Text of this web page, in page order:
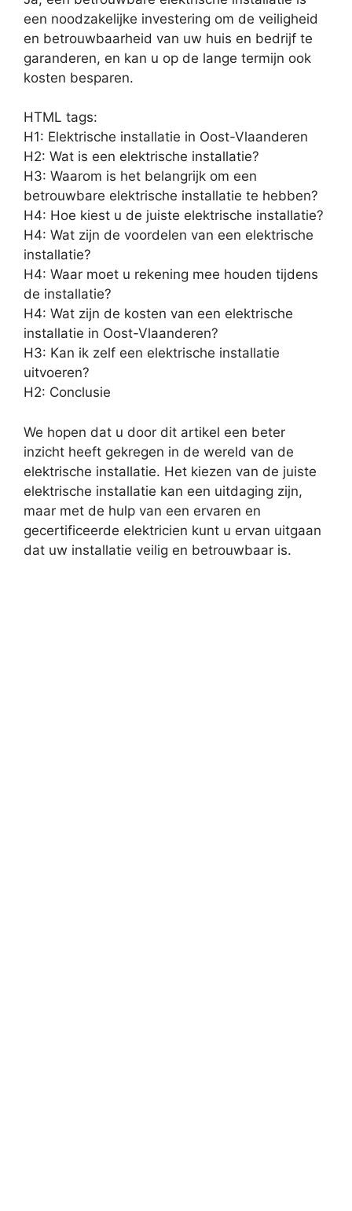
een noodzakelijke investering om de veiligheid
en betrouwbaarheid van uw huis en bedrijf te
garanderen, en kan u op de lange termijn ook
kosten besparen.
HTML tags:
H1: Elektrische installatie in Oost-Vlaanderen
H2: Wat is een elektrische installatie?
H3: Waarom is het belangrijk om een
betrouwbare elektrische installatie te hebben?
H4: Hoe kiest u de juiste elektrische installatie?
H4: Wat zijn de voordelen van een elektrische
installatie?
H4: Waar moet u rekening mee houden tijdens
de installatie?
H4: Wat zijn de kosten van een elektrische
installatie in Oost-Vlaanderen?
H3: Kan ik zelf een elektrische installatie
uitvoeren?
H2: Conclusie
We hopen dat u door dit artikel een beter
inzicht heeft gekregen in de wereld van de
elektrische installatie. Het kiezen van de juiste
elektrische installatie kan een uitdaging zijn,
maar met de hulp van een ervaren en
gecertificeerde elektricien kunt u ervan uitgaan
dat uw installatie veilig en betrouwbaar is.